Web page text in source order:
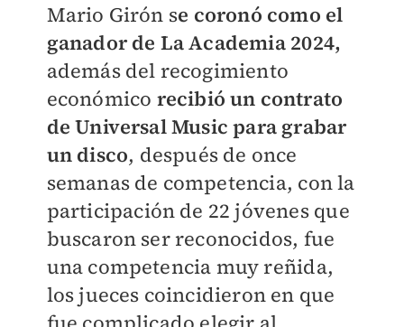
Mario Girón se coronó como el
ganador de La Academia 2024,
además del recogimiento
económico recibió un contrato
de Universal Music para grabar
un disco, después de once
semanas de competencia, con la
participación de 22 jóvenes que
buscaron ser reconocidos, fue
una competencia muy reñida,
los jueces coincidieron en que